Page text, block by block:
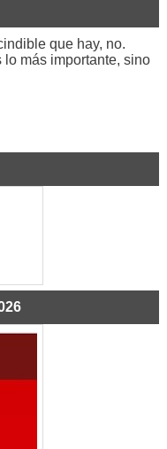
que hay, no.
más importante, sino